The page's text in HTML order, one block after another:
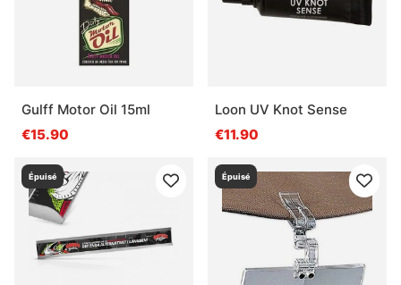
Qu’est-ce qu’un bon choix pour débuter ?
Gulff Motor Oil 15ml
€15.90
Loon UV Knot Sense
€11.90
Épuisé Épuisé